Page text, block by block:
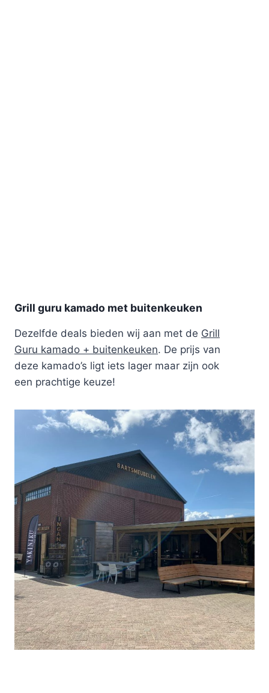
Grill guru kamado met buitenkeuken
Dezelfde deals bieden wij aan met de Grill
Guru kamado + buitenkeuken. De prijs van
deze kamado’s ligt iets lager maar zijn ook
een prachtige keuze!